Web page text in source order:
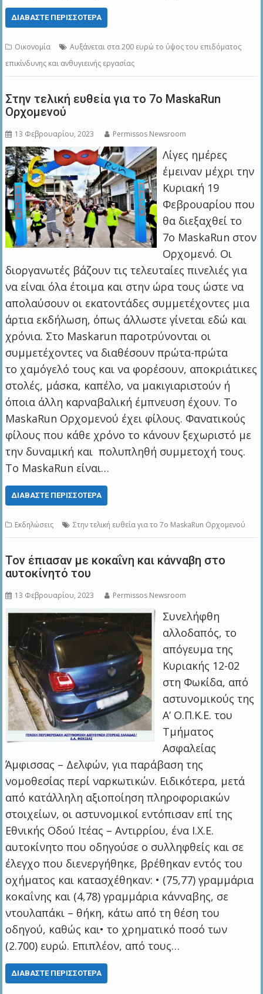
ΔΙΑΒΆΣΤΕ ΠΕΡΙΣΣΌΤΕΡΑ
Οικονομία
Αυξάνεται στα 200 ευρώ το ύψος του επιδόματος
επικίνδυνης και ανθυγιεινής εργασίας
Στην τελική ευθεία για το 7ο MaskaRun
Ορχομενού
13 Φεβρουαρίου, 2023 Permissos Newsroom
Λίγες ημέρες
έμειναν μέχρι την
Κυριακή 19
Φεβρουαρίου που
θα διεξαχθεί το
7ο MaskaRun στον
Ορχομενό. Οι
διοργανωτές βάζουν τις τελευταίες πινελιές για
να είναι όλα έτοιμα και στην ώρα τους ώστε να
απολαύσουν οι εκατοντάδες συμμετέχοντες μια
άρτια εκδήλωση, όπως άλλωστε γίνεται εδώ και
χρόνια. Στο Maskarun παροτρύνονται οι
συμμετέχοντες να διαθέσουν πρώτα-πρώτα
το χαμόγελό τους και να φορέσουν, αποκριάτικες
στολές, μάσκα, καπέλο, να μακιγιαριστούν ή
όποια άλλη καρναβαλική έμπνευση έχουν. Το
MaskaRun Ορχομενού έχει φίλους. Φανατικούς
φίλους που κάθε χρόνο το κάνουν ξεχωριστό με
την δυναμική και πολυπληθή συμμετοχή τους.
Το MaskaRun είναι…
ΔΙΑΒΆΣΤΕ ΠΕΡΙΣΣΌΤΕΡΑ
Εκδηλώσεις Στην τελική ευθεία για το 7ο MaskaRun Ορχομενού
Τον έπιασαν με κοκαΐνη και κάνναβη στο
αυτοκίνητό του
13 Φεβρουαρίου, 2023 Permissos Newsroom
Συνελήφθη
αλλοδαπός, το
απόγευμα της
Κυριακής 12-02
στη Φωκίδα, από
αστυνομικούς της
Α’ Ο.Π.Κ.Ε. του
Τμήματος
Ασφαλείας
Άμφισσας – Δελφών, για παράβαση της
νομοθεσίας περί ναρκωτικών. Ειδικότερα, μετά
από κατάλληλη αξιοποίηση πληροφοριακών
στοιχείων, οι αστυνομικοί εντόπισαν επί της
Εθνικής Οδού Ιτέας – Αντιρρίου, ένα Ι.Χ.Ε.
αυτοκίνητο που οδηγούσε ο συλληφθείς και σε
έλεγχο που διενεργήθηκε, βρέθηκαν εντός του
οχήματος και κατασχέθηκαν: • (75,77) γραμμάρια
κοκαΐνης και (4,78) γραμμάρια κάνναβης, σε
ντουλαπάκι – θήκη, κάτω από τη θέση του
οδηγού, καθώς και• το χρηματικό ποσό των
(2.700) ευρώ. Επιπλέον, από τους…
ΔΙΑΒΆΣΤΕ ΠΕΡΙΣΣΌΤΕΡΑ